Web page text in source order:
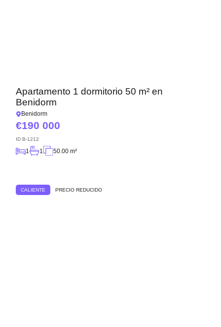
Apartamento 1 dormitorio 50 m² en
Benidorm
Benidorm
190 000
ID B-1212
1 1 50.00 m²
CALIENTE PRECIO REDUCIDO